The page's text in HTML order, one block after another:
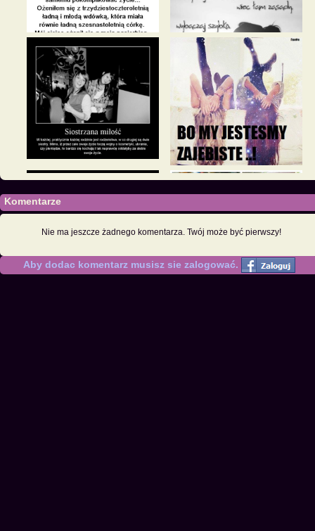
Komentarze
Nie ma jeszcze żadnego komentarza. Twój może być pierwszy!
Aby dodac komentarz musisz sie zalogować.